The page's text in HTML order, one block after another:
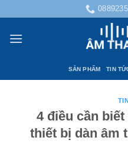
nội
SẢN PHẨM TIN
4 điều cần
thiết bị dàn âm